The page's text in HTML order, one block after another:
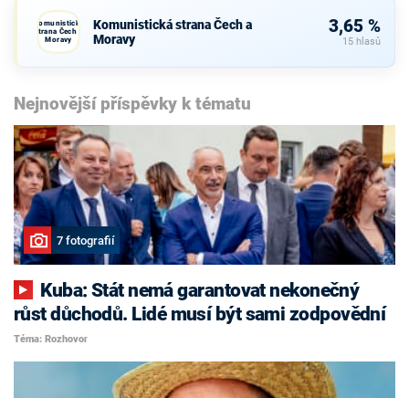
Komunistická
strana Čech a
Moravy
Komunistická strana Čech a
Moravy
3,65 %
15 hlasů
Nejnovější příspěvky k tématu
7 fotografií
růst důchodů. Lidé musí být sami zodpovědní
Téma: Rozhovor